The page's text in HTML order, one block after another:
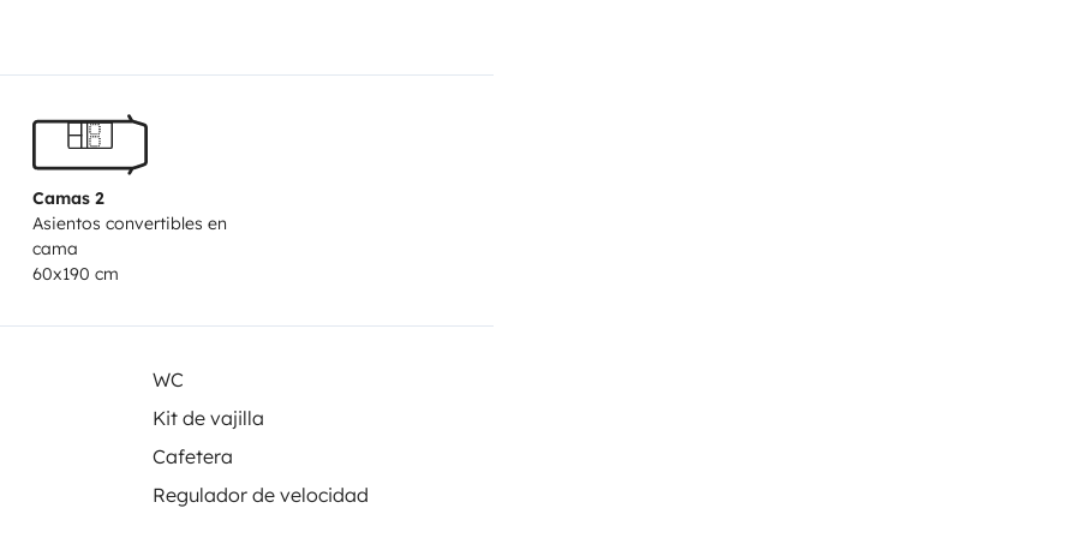
*Secador de pelo 900
de origen o aeropuerto,
A coruña.*Limpieza interior en
Camas 2
Asientos convertibles en
cama
60x190 cm
WC
Kit de vajilla
Cafetera
Regulador de velocidad